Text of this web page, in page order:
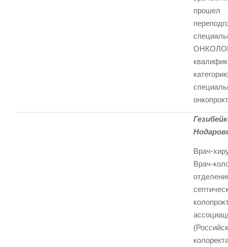
прошел
Врач-
Врач-